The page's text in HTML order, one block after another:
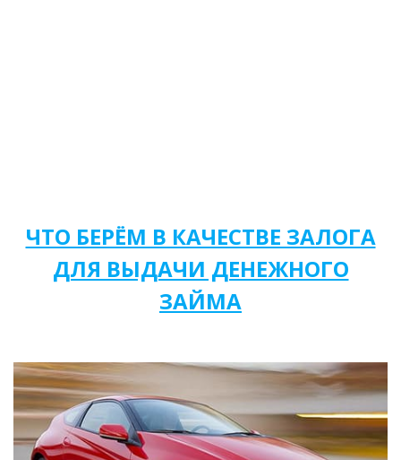
ЧТО БЕРЁМ В КАЧЕСТВЕ ЗАЛОГА
ДЛЯ ВЫДАЧИ ДЕНЕЖНОГО
ЗАЙМА